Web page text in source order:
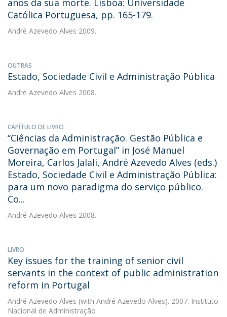
anos da sua morte. Lisboa: Universidade
Católica Portuguesa, pp. 165-179.
André Azevedo Alves 2009.
OUTRAS
Estado, Sociedade Civil e Administração Pública
André Azevedo Alves 2008.
CAPÍTULO DE LIVRO
‘‘Ciências da Administração. Gestão Pública e
Governação em Portugal” in José Manuel
Moreira, Carlos Jalali, André Azevedo Alves (eds.)
Estado, Sociedade Civil e Administração Pública:
para um novo paradigma do serviço público.
Co...
André Azevedo Alves 2008.
LIVRO
Key issues for the training of senior civil
servants in the context of public administration
reform in Portugal
André Azevedo Alves (with André Azevedo Alves). 2007. Instituto
Nacional de Administração